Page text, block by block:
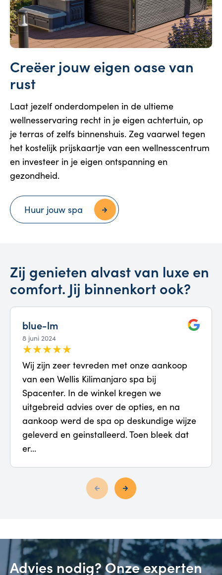
Creëer jouw eigen oase van
rust
Laat jezelf onderdompelen in de ultieme
wellnesservaring recht in je eigen achtertuin, op
je terras of zelfs binnenshuis. Zeg vaarwel tegen
het kostelijk prijskaartje van een wellnesscentrum
en investeer in je eigen ontspanning en
gezondheid.
Huur jouw spa
Zij genieten alvast van luxe en
comfort. Jij binnenkort ook?
blue-lm
8 juni 2024
Wij zijn zeer tevreden met onze aankoop
van een Wellis Kilimanjaro spa bij
Spacenter. In de winkel kregen we
uitgebreid advies over de opties, en na
aankoop werd de spa op deskundige wijze
geleverd en geinstalleerd. Toen bleek dat
er...
Advies nodig? Onze experten